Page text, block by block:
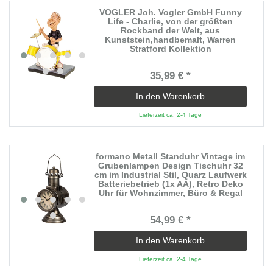
VOGLER Joh. Vogler GmbH Funny
Life - Charlie, von der größten
Rockband der Welt, aus
Kunststein,handbemalt, Warren
Stratford Kollektion
35,99 € *
In den Warenkorb
Lieferzeit ca. 2-4 Tage
formano Metall Standuhr Vintage im
Grubenlampen Design Tischuhr 32
cm im Industrial Stil, Quarz Laufwerk
Batteriebetrieb (1x AA), Retro Deko
Uhr für Wohnzimmer, Büro & Regal
54,99 € *
In den Warenkorb
Lieferzeit ca. 2-4 Tage